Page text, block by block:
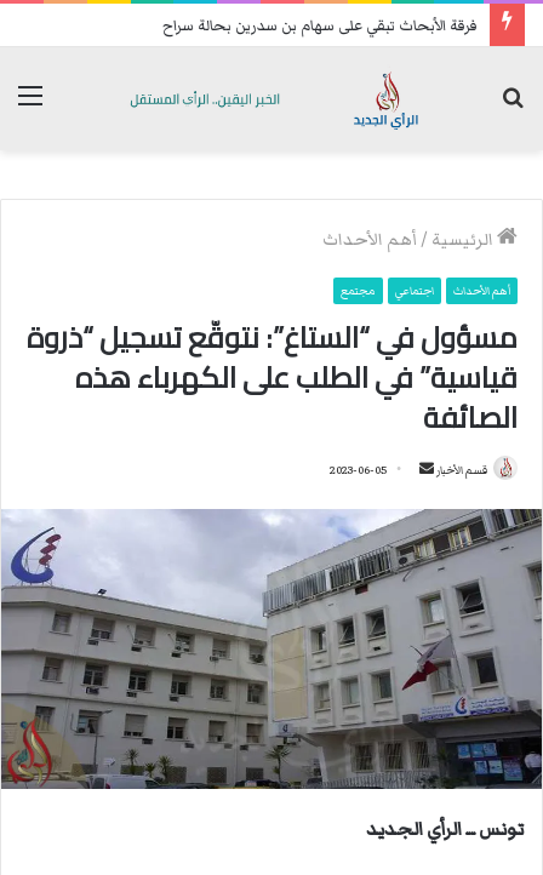
تحسبا للهجمات: فصائل عراقية تعيد رسم خريطة انتشارها الميداني
الرئيسية /أهم الأحداث
أهم الأحداث اجتماعي مجتمع
مسؤول في “الستاغ”: نتوقّع تسجيل “ذروة
قياسية” في الطلب على الكهرباء هذه
الصائفة
قسم الأخبار
ل
د
ل
ك
ت
2023-06-05
تونس ــ الرأي الجديد